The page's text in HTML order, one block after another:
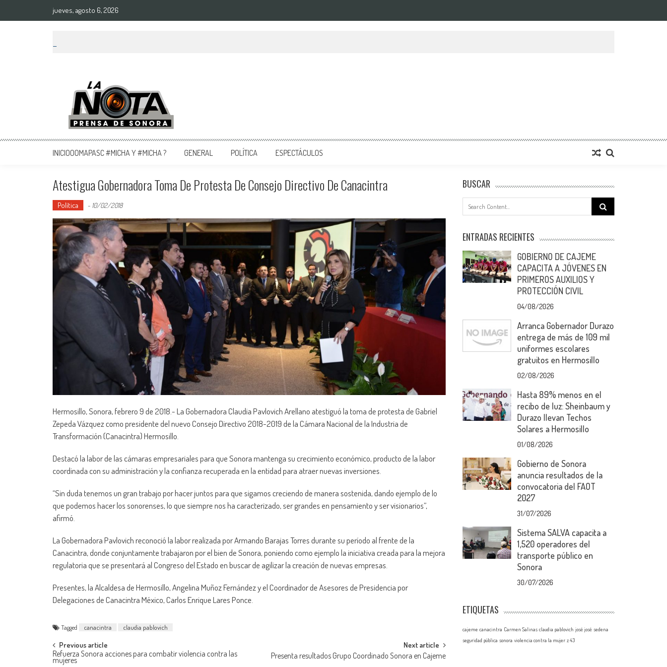
jueves, agosto 6, 2026
La Nota Prensa De Sonora
Noticias del día
INICIOOOMAPASC #MICHA Y #MICHA ? GENERAL POLÍTICA ESPECTÁCULOS
Atestigua Gobernadora Toma De Protesta De Consejo Directivo De Canacintra
Política - 10/02/2018
Hermosillo, Sonora, febrero 9 de 2018.- La Gobernadora Claudia Pavlovich Arellano atestiguó la toma de protesta de Gabriel
Zepeda Vázquez como presidente del nuevo Consejo Directivo 2018-2019 de la Cámara Nacional de la Industria de
Transformación (Canacintra) Hermosillo.
Destacó la labor de las cámaras empresariales para que Sonora mantenga su crecimiento económico, producto de la labor
coordinada con su administración y la confianza recuperada en la entidad para atraer nuevas inversiones.
“Sin duda tenemos un gran trabajo por hacer juntos para que sigamos creciendo de manera sostenida, dando ejemplo de lo
que podemos hacer los sonorenses, lo que siempre nos ha caracterizado, ser grandes en pensamiento y ser visionarios”,
afirmó.
La Gobernadora Pavlovich reconoció la labor realizada por Armando Barajas Torres durante su período al frente de la
Canacintra, donde conjuntamente trabajaron por el bien de Sonora, poniendo como ejemplo la iniciativa creada para la mejora
regulatoria que se presentará al Congreso del Estado en buscar de agilizar la creación de nuevas empresas.
Presentes, la Alcaldesa de Hermosillo, Angelina Muñoz Fernández y el Coordinador de Asesores de Presidencia por
Delegaciones de Canacintra México, Carlos Enrique Lares Ponce.
Tagged canacintra claudia pablovich
Post
Previous article
Refuerza Sonora acciones para combatir violencia contra las
mujeres
Next article
Presenta resultados Grupo Coordinado Sonora en Cajeme
BUSCAR
Search
for:
ENTRADAS RECIENTES
GOBIERNO DE CAJEME
CAPACITA A JÓVENES EN
PRIMEROS AUXILIOS Y
PROTECCIÓN CIVIL
04/08/2026
Arranca Gobernador Durazo
entrega de más de 109 mil
uniformes escolares
gratuitos en Hermosillo
02/08/2026
Hasta 89% menos en el
recibo de luz: Sheinbaum y
Durazo llevan Techos
Solares a Hermosillo
01/08/2026
Gobierno de Sonora
anuncia resultados de la
convocatoria del FAOT
2027
31/07/2026
Sistema SALVA capacita a
1,520 operadores del
transporte público en
Sonora
30/07/2026
ETIQUETAS
cajeme canacintra Carmen Salinas claudia pablovich josé josé sedena
seguridad pública sonora violencia contra la mujer z 43